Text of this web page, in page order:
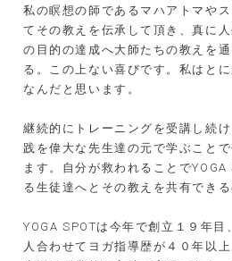
私の瞑想の師であるマハアトマや
てその教えを伝承して頂き、真に
の目的の達成へ大師たちの教えを
る。
この上ない喜びです。私はと
なんだと思います。
継続的にトレーニングを受講し続
践を偉大な先生達の元で学ぶこと
ます。自分が救われることでYOGA
る生徒達へとその教えを共有できる
YOGA SPOTは今年で創立１９年目、
人合わせてヨガ指導歴が４０年以上